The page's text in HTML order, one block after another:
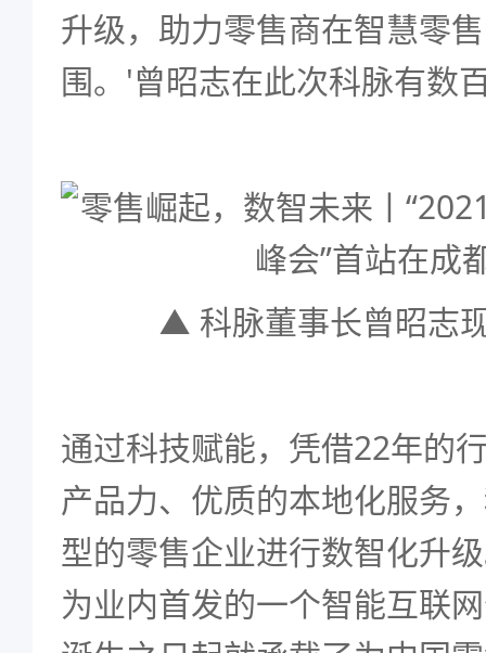
升级，助力零售商在智慧零
围。'曾昭志在此次科脉有数
▲ 科脉董事长曾昭志
通过科技赋能，凭借22年的
产品力、优质的本地化服务
型的零售企业进行数智化升
为业内首发的一个智能互联